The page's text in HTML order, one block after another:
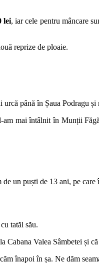
lei, iar cele pentru mâncare
reprize de ploaie.
până în Șaua Podragu și
mai întâlnit în Munții
un puști de 13 ani, pe
tatăl său.
Valea Sâmbetei și
înapoi în șa. Ne dăm